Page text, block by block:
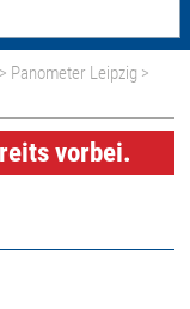
> Panometer Leipzig >
vorbei.